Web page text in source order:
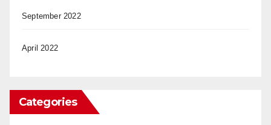
September 2022
April 2022
Categories